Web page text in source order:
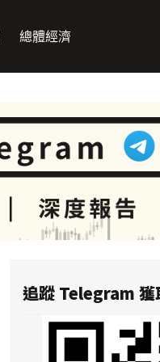
總體經濟
追蹤 Telegram 獲